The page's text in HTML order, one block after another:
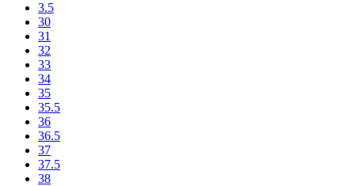
3.5
30
31
32
33
34
35
35.5
36
36.5
37
37.5
38